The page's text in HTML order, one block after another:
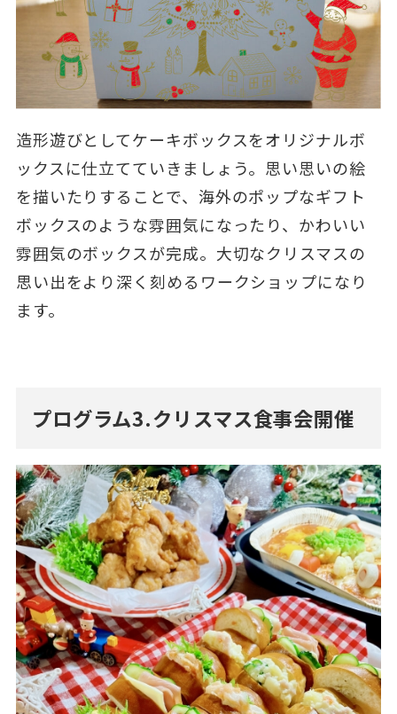
造形遊びとしてケーキボックスをオリジナルボ
ックスに仕立てていきましょう。思い思いの絵
を描いたりすることで、海外のポップなギフト
ボックスのような雰囲気になったり、かわいい
雰囲気のボックスが完成。大切なクリスマスの
思い出をより深く刻めるワークショップになり
ます。
プログラム3.クリスマス食事会開催